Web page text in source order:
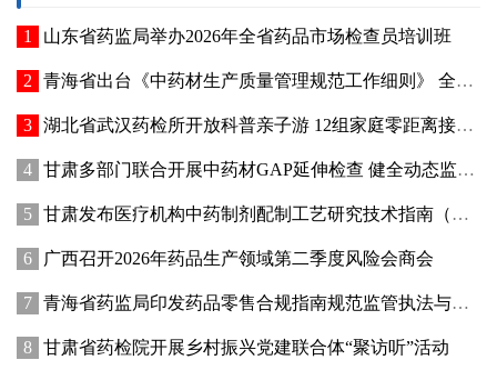
山东省药监局举办2026年全省药品市场检查员培训班
青海省出台《中药材生产质量管理规范工作细则》 全面强化中药材质量源头管控
湖北省武汉药检所开放科普亲子游 12组家庭零距离接触药品检验
甘肃多部门联合开展中药材GAP延伸检查 健全动态监管机制
甘肃发布医疗机构中药制剂配制工艺研究技术指南（试行）
广西召开2026年药品生产领域第二季度风险会商会
青海省药监局印发药品零售合规指南规范监管执法与企业经营行为
甘肃省药检院开展乡村振兴党建联合体“聚访听”活动